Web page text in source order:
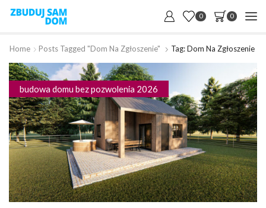
0 0
Home Posts Tagged "dom Na Zgłoszenie" Tag: Dom Na Zgłoszenie
budowa domu bez pozwolenia 2026